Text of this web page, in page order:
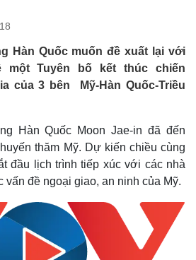
Hàn Quốc muốn đề xuất lại với
một Tuyên bố kết thúc chiến
của 3 bên Mỹ-Hàn Quốc-Triều
Hàn Quốc Moon Jae-in đã đến
thăm Mỹ. Dự kiến chiều cùng
đầu lịch trình tiếp xúc với các nhà
vấn đề ngoại giao, an ninh của Mỹ.